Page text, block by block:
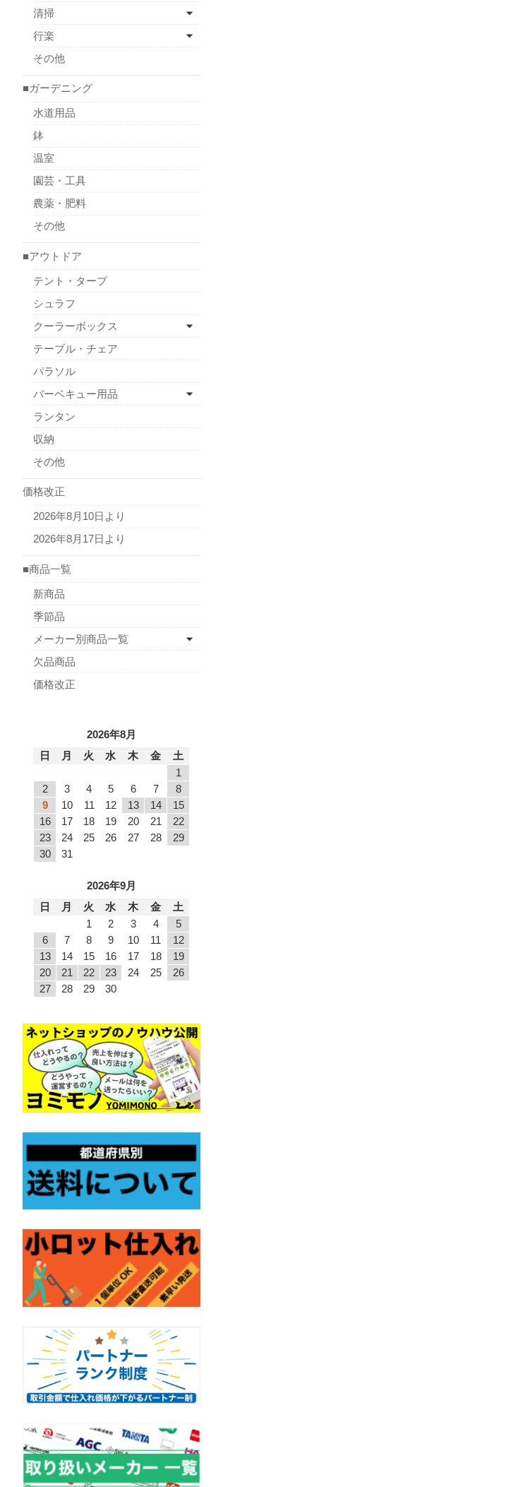
清掃
行楽
その他
■ガーデニング
水道用品
鉢
温室
園芸・工具
農薬・肥料
その他
■アウトドア
テント・タープ
シュラフ
クーラーボックス
テーブル・チェア
パラソル
バーベキュー用品
ランタン
収納
その他
価格改正
2026年8月10日より
2026年8月17日より
■商品一覧
新商品
季節品
メーカー別商品一覧
欠品商品
価格改正
2026年8月
日
月 火 水 木 金
土
1
2
3 4 5 6 7
8
9
10 11 12 13 14
15
16
17 18 19 20 21
22
23
24 25 26 27 28
29
30
31
2026年9月
日
月 火 水 木 金
土
1
2 3 4
5
6
7 8 9 10 11
12
13
14 15 16 17 18
19
20
21 22 23 24 25
26
27
28 29 30